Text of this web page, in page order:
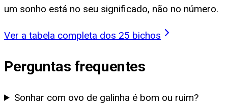
um sonho está no seu significado, não no número.
Ver a tabela completa dos 25 bichos
Perguntas frequentes
Sonhar com ovo de galinha é bom ou ruim?